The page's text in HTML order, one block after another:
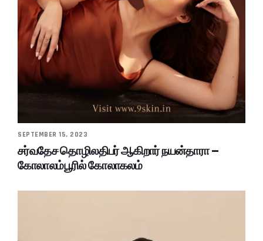
SEPTEMBER 15, 2023
சர்வதேச தொழிலதிபர் ஆகிறார் நயன்தாரா –
கோலாலம்பூரில் கோலாகலம்